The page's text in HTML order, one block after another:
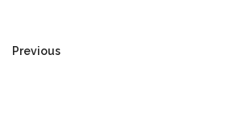
Previous